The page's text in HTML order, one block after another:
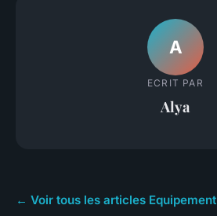
A
ECRIT PAR
Alya
← Voir tous les articles Equipement